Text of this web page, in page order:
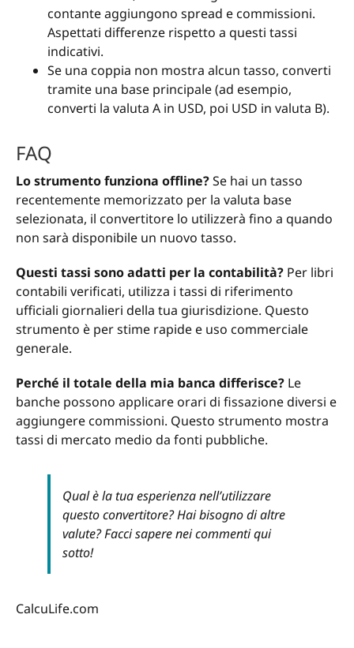
contante aggiungono spread e commissioni.
Aspettati differenze rispetto a questi tassi
indicativi.
Se una coppia non mostra alcun tasso, converti
tramite una base principale (ad esempio,
converti la valuta A in USD, poi USD in valuta B).
FAQ
Lo strumento funziona offline?Se hai un tasso
recentemente memorizzato per la valuta base
selezionata, il convertitore lo utilizzerà fino a quando
non sarà disponibile un nuovo tasso.
Questi tassi sono adatti per la contabilità? Per libri
contabili verificati, utilizza i tassi di riferimento
ufficiali giornalieri della tua giurisdizione. Questo
strumento è per stime rapide e uso commerciale
generale.
Perché il totale della mia banca differisce? Le
banche possono applicare orari di fissazione diversi e
aggiungere commissioni. Questo strumento mostra
tassi di mercato medio da fonti pubbliche.
Qual è la tua esperienza nell’utilizzare
questo convertitore? Hai bisogno di altre
valute? Facci sapere nei commenti qui
sotto!
CalcuLife.com